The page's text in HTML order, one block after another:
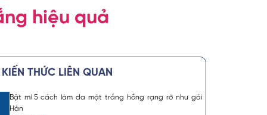
hiệu quả
THỨC LIÊN QUAN
Bật mí 5 cách làm da mặt trắng hồng rạng rỡ như gái
Hàn